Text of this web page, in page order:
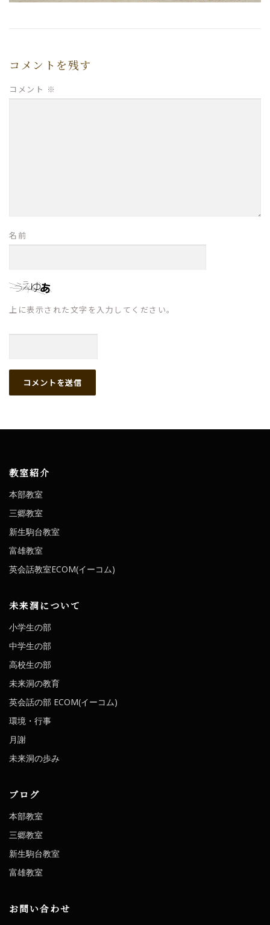
コメントを残す
コメント ※
名前
上に表示された文字を入力してください。
教室紹介
本部教室
三郷教室
新生駒台教室
富雄教室
英会話教室ECOM(イーコム)
未来洞について
小学生の部
中学生の部
高校生の部
未来洞の教育
英会話の部 ECOM(イーコム)
環境・行事
月謝
未来洞の歩み
ブログ
本部教室
三郷教室
新生駒台教室
富雄教室
お問い合わせ